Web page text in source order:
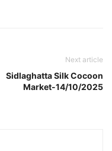
Next article
Sidlaghatta Silk Cocoon
Market-14/10/2025